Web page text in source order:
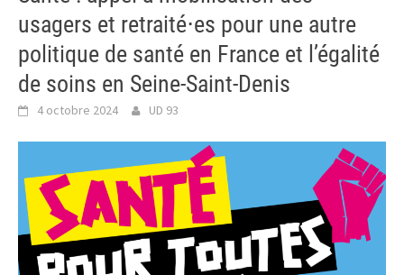
usagers et retraité⋅es pour une autre
politique de santé en France et l’égalité
de soins en Seine-Saint-Denis
4 octobre 2024 UD 93